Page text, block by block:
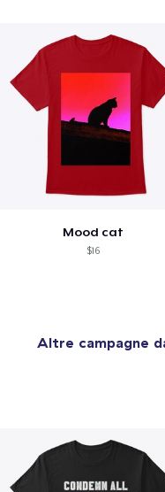
Mood cat
$16
Altre campagne